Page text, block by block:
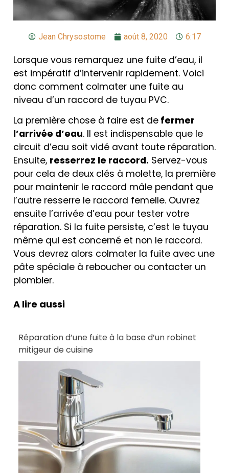
Jean Chrysostome août 8, 2020 6:17
Lorsque vous remarquez une fuite d’eau, il
est impératif d’intervenir rapidement. Voici
donc comment colmater une fuite au
niveau d’un raccord de tuyau PVC.
La première chose à faire est de fermer
l’arrivée d’eau. Il est indispensable que le
circuit d’eau soit vidé avant toute réparation.
Ensuite, resserrez le raccord. Servez-vous
pour cela de deux clés à molette, la première
pour maintenir le raccord mâle pendant que
l’autre resserre le raccord femelle. Ouvrez
ensuite l’arrivée d’eau pour tester votre
réparation. Si la fuite persiste, c’est le tuyau
même qui est concerné et non le raccord.
Vous devrez alors colmater la fuite avec une
pâte spéciale à reboucher ou contacter un
plombier.
A lire aussi
Réparation d’une fuite à la base d’un robinet
mitigeur de cuisine